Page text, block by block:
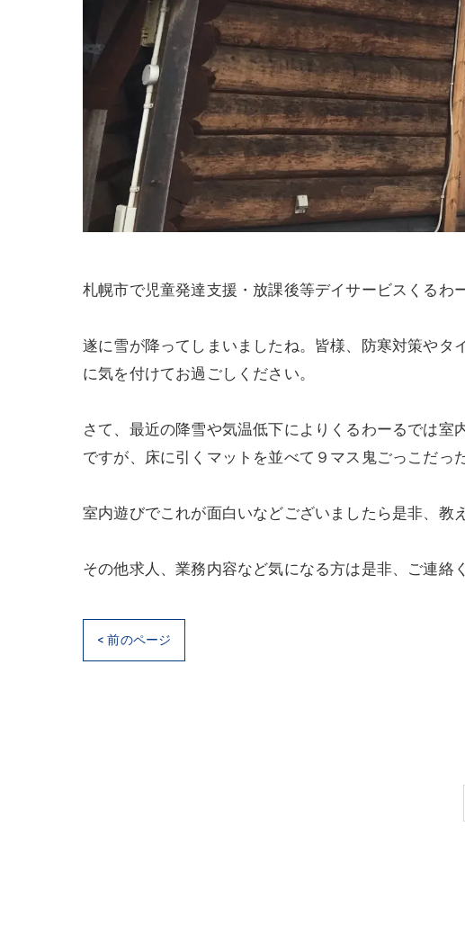
札幌市で児童発達支援・放課後等デイサービスくるわ
遂に雪が降ってしまいましたね。皆様、防寒対策や
に気を付けてお過ごしください。
さて、最近の降雪や気温低下によりくるわーるでは
ですが、床に引くマットを並べて９マス鬼ごっこだっ
室内遊びでこれが面白いなどございましたら是非、教
その他求人、業務内容など気になる方は是非、ご連絡
< 前のページ